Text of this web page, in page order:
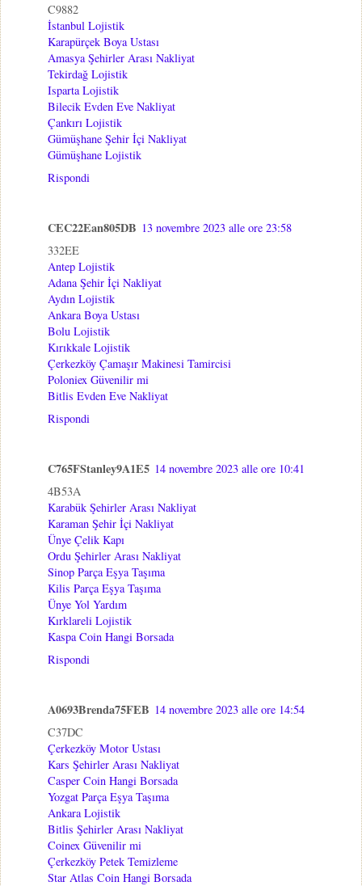
C9882
İstanbul Lojistik
Karapürçek Boya Ustası
Amasya Şehirler Arası Nakliyat
Tekirdağ Lojistik
Isparta Lojistik
Bilecik Evden Eve Nakliyat
Çankırı Lojistik
Gümüşhane Şehir İçi Nakliyat
Gümüşhane Lojistik
Rispondi
CEC22Ean805DB 13 novembre 2023 alle ore 23:58
332EE
Antep Lojistik
Adana Şehir İçi Nakliyat
Aydın Lojistik
Ankara Boya Ustası
Bolu Lojistik
Kırıkkale Lojistik
Çerkezköy Çamaşır Makinesi Tamircisi
Poloniex Güvenilir mi
Bitlis Evden Eve Nakliyat
Rispondi
C765FStanley9A1E5 14 novembre 2023 alle ore 10:41
4B53A
Karabük Şehirler Arası Nakliyat
Karaman Şehir İçi Nakliyat
Ünye Çelik Kapı
Ordu Şehirler Arası Nakliyat
Sinop Parça Eşya Taşıma
Kilis Parça Eşya Taşıma
Ünye Yol Yardım
Kırklareli Lojistik
Kaspa Coin Hangi Borsada
Rispondi
A0693Brenda75FEB 14 novembre 2023 alle ore 14:54
C37DC
Çerkezköy Motor Ustası
Kars Şehirler Arası Nakliyat
Casper Coin Hangi Borsada
Yozgat Parça Eşya Taşıma
Ankara Lojistik
Bitlis Şehirler Arası Nakliyat
Coinex Güvenilir mi
Çerkezköy Petek Temizleme
Star Atlas Coin Hangi Borsada